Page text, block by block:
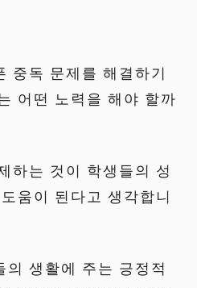
중독 문제를 해결하기
어떤 노력을 해야 할까
하는 것이 학생들의 성
움이 된다고 생각합니
의 생활에 주는 긍정적